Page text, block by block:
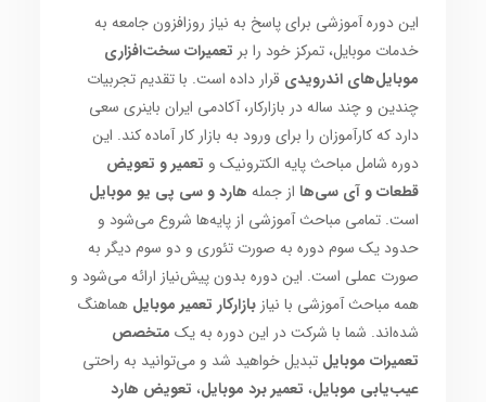
این دوره آموزشی برای پاسخ به نیاز روزافزون جامعه به
خدمات موبایل، تمرکز خود را بر تعمیرات سخت‌افزاری
موبایل‌های اندرویدی قرار داده است. با تقدیم تجربیات
چندین و چند ساله در بازارکار، آکادمی ایران باینری سعی
دارد که کارآموزان را برای ورود به بازار کار آماده کند. این
دوره شامل مباحث پایه الکترونیک و تعمیر و تعویض
قطعات و آی سی‌ها از جمله هارد و سی پی یو موبایل
است. تمامی مباحث آموزشی از پایه‌ها شروع می‌شود و
حدود یک سوم دوره به صورت تئوری و دو سوم دیگر به
صورت عملی است. این دوره بدون پیش‌نیاز ارائه می‌شود و
همه مباحث آموزشی با نیازبازارکار تعمیر موبایل هماهنگ
شده‌اند. شما با شرکت در این دوره به یک متخصص
تعمیرات موبایل تبدیل خواهید شد و می‌توانید به راحتی
عیب‌یابی موبایل، تعمیر برد موبایل، تعویض هارد